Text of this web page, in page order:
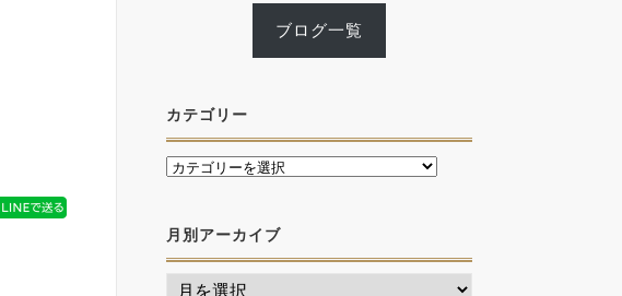
ブログ一覧
カテゴリー
月別アーカイブ